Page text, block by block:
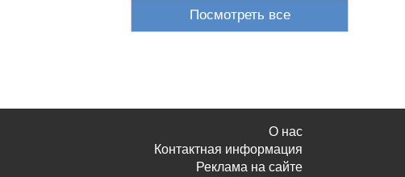
Посмотреть все
О нас
Контактная информация
Реклама на сайте